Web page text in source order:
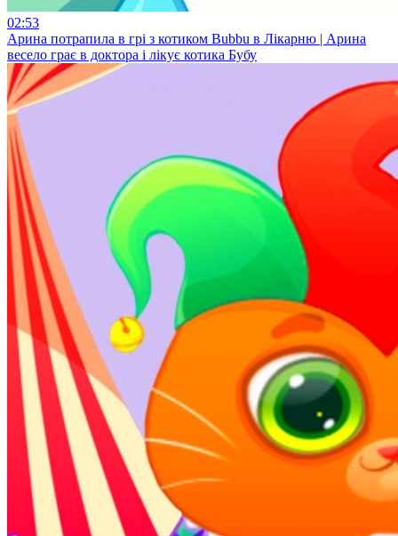
02:53
Арина потрапила в грі з котиком Bubbu в Лікарню | Арина
весело грає в доктора і лікує котика Бубу